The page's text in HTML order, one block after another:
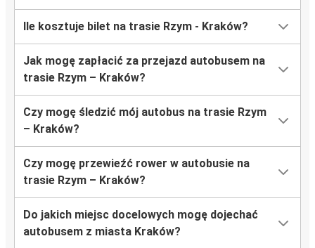
Ile kosztuje bilet na trasie Rzym - Kraków?
Jak mogę zapłacić za przejazd autobusem na
trasie Rzym – Kraków?
Czy mogę śledzić mój autobus na trasie Rzym
– Kraków?
Czy mogę przewieźć rower w autobusie na
trasie Rzym – Kraków?
Do jakich miejsc docelowych mogę dojechać
autobusem z miasta Kraków?